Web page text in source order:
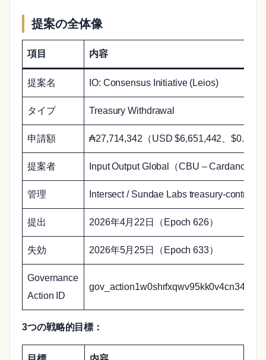
提案の全体像
項目 内容
提案名 IO: Consensus Initiative (Leios)
タイプ Treasury Withdrawal
申請額 ₳27,714,342（USD $6,651,442、$0.24/
提案者 Input Output Global（CBU – Cardano
管理 Intersect / Sundae Labs treasury-contracts
提出 2026年4月22日（Epoch 626）
失効 2026年5月25日（Epoch 633）
Governance
Action ID
3つの戦略的目標：